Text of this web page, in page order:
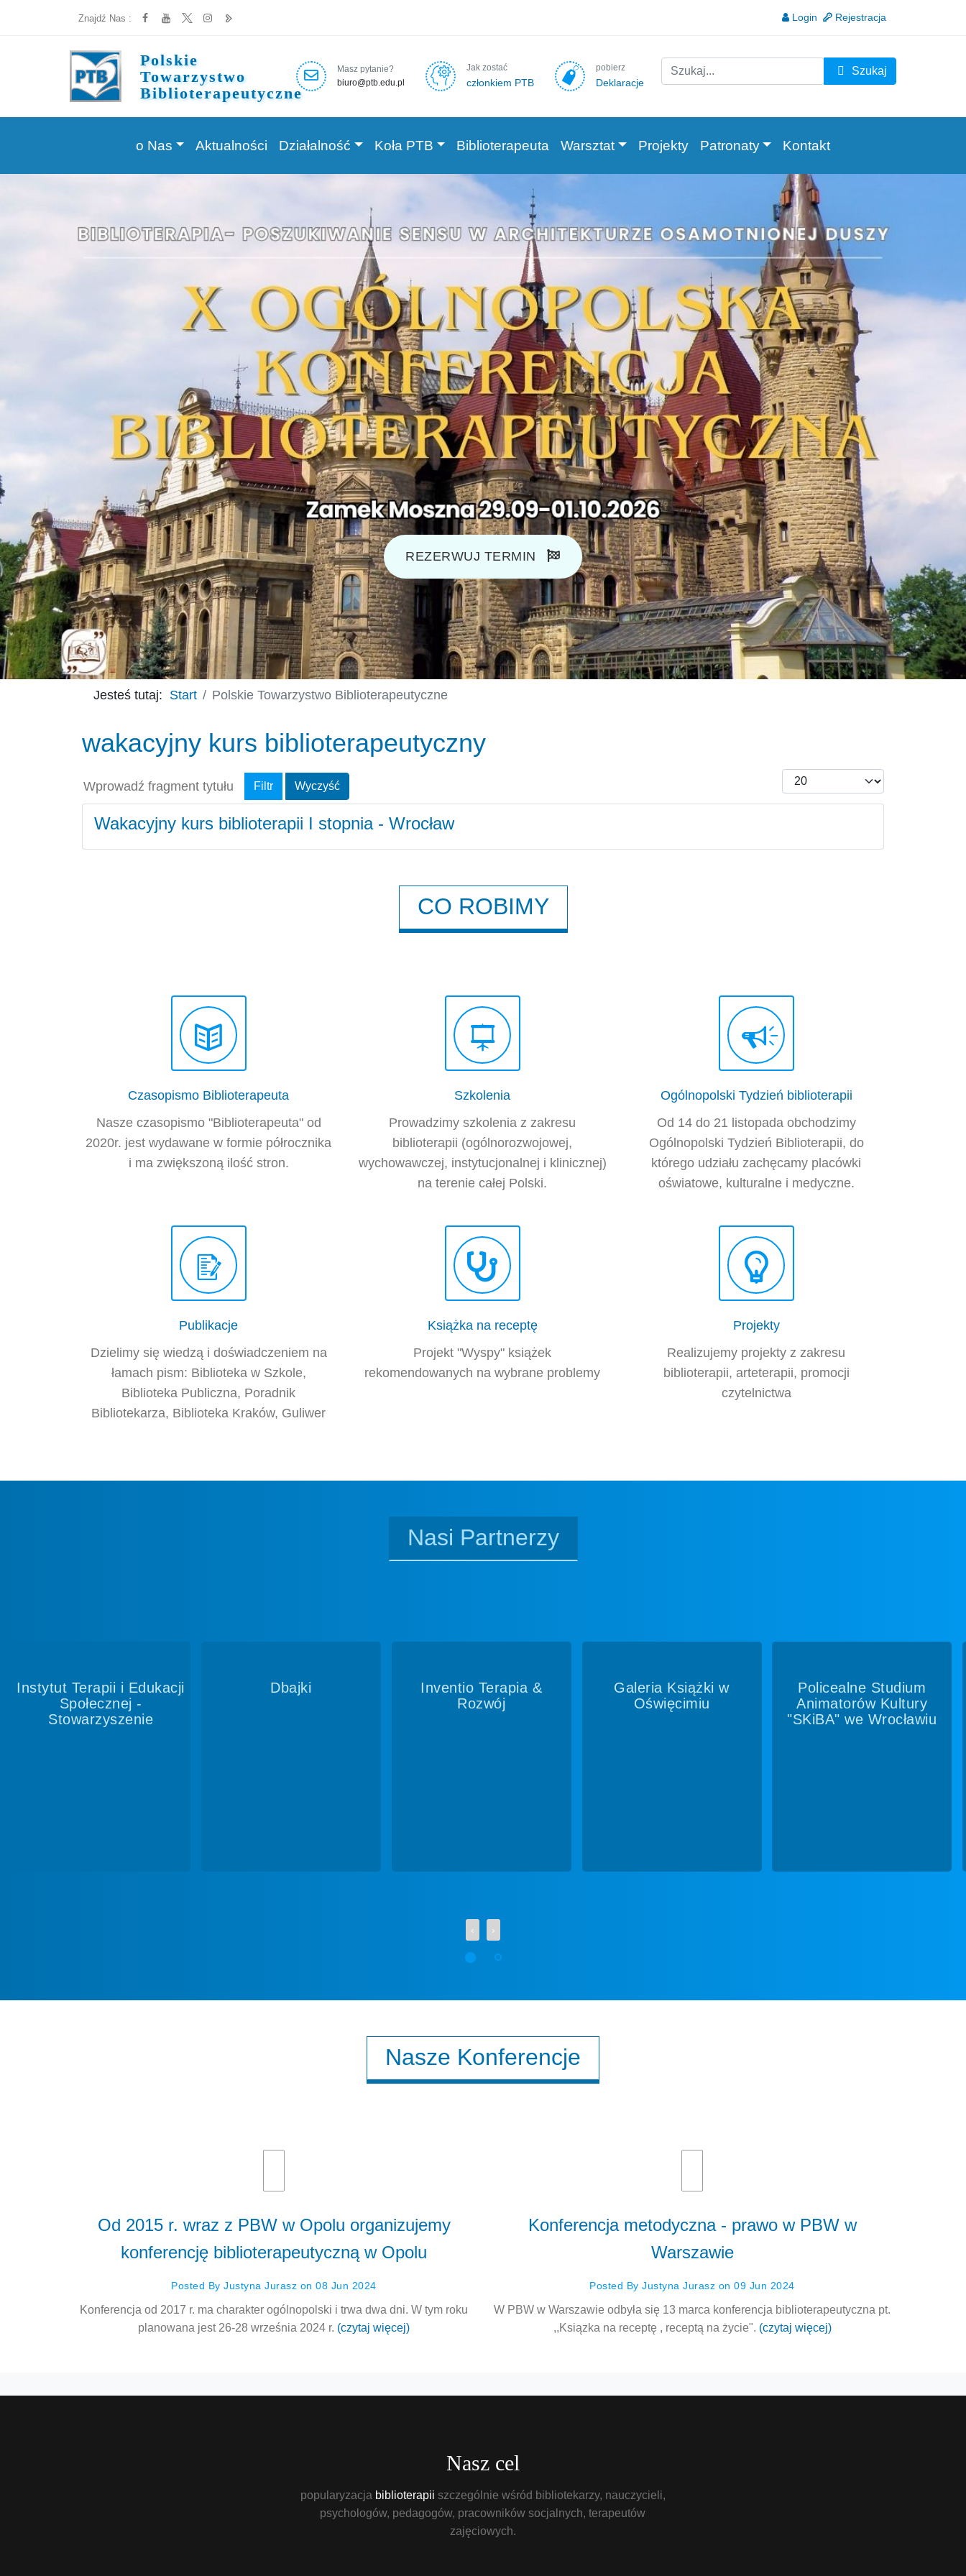
Znajdź Nas : Login Rejestracja
Polskie
Towarzystwo
Biblioterapeutyczne
Masz pytanie?
biuro@ptb.edu.pl
Jak zostać
członkiem PTB
pobierz
Deklaracje
szuk
Szukaj
o Nas Aktualności Działalność Koła PTB Biblioterapeuta Warsztat Projekty Patronaty Kontakt
REZERWUJ TERMIN
Jesteś tutaj: Start Polskie Towarzystwo Biblioterapeutyczne
wakacyjny kurs biblioterapeutyczny
Wprowadź fragment tytułu
Filtr Wyczyść
Pokaż #
Wakacyjny kurs biblioterapii I stopnia - Wrocław
CO ROBIMY
Czasopismo Biblioterapeuta
Nasze czasopismo "Biblioterapeuta" od
2020r. jest wydawane w formie półrocznika
i ma zwiększoną ilość stron.
Szkolenia
Prowadzimy szkolenia z zakresu
biblioterapii (ogólnorozwojowej,
wychowawczej, instytucjonalnej i klinicznej)
na terenie całej Polski.
Ogólnopolski Tydzień biblioterapii
Od 14 do 21 listopada obchodzimy
Ogólnopolski Tydzień Biblioterapii, do
którego udziału zachęcamy placówki
oświatowe, kulturalne i medyczne.
Publikacje
Dzielimy się wiedzą i doświadczeniem na
łamach pism: Biblioteka w Szkole,
Biblioteka Publiczna, Poradnik
Bibliotekarza, Biblioteka Kraków, Guliwer
Książka na receptę
Projekt "Wyspy" książek
rekomendowanych na wybrane problemy
Projekty
Realizujemy projekty z zakresu
biblioterapii, arteterapii, promocji
czytelnictwa
Nasi Partnerzy
Dbajki
Inventio Terapia &
Galeria Książki w
Oświęcimiu
Policealne Studium
Animatorów Kultury
PiMBP "Biblioteka pod
Atlantami"
‹ ›
Nasze Konferencje
Od 2015 r. wraz z PBW w Opolu organizujemy
konferencję biblioterapeutyczną w Opolu
Posted By Justyna Jurasz on 08 Jun 2024
Konferencja od 2017 r. ma charakter ogólnopolski i trwa dwa dni. W tym roku
planowana jest 26-28 września 2024 r. (czytaj więcej)
Konferencja metodyczna - prawo w PBW w
Warszawie
Posted By Justyna Jurasz on 09 Jun 2024
W PBW w Warszawie odbyła się 13 marca konferencja biblioterapeutyczna pt.
,,Ksiązka na receptę , receptą na życie". (czytaj więcej)
Nasz cel
popularyzacja biblioterapii szczególnie wśród bibliotekarzy, nauczycieli,
psychologów, pedagogów, pracowników socjalnych, terapeutów
zajęciowych.